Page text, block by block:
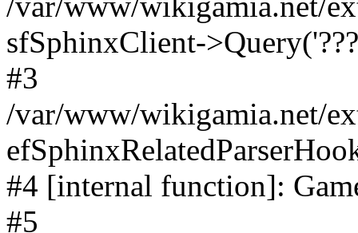
sfSphinxClient-
#3
/var/www/wikigamia.net/
#4 [internal function]:
#5